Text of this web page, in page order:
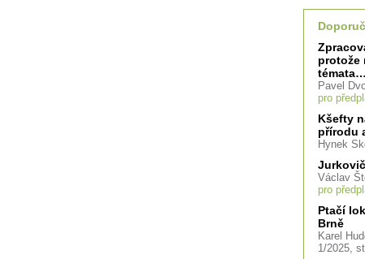
protože
témata…
Pavel
pro
Kšefty
přírodu
Hynek
Václav
pro
Ptačí
Brně
Karel
1/2025,